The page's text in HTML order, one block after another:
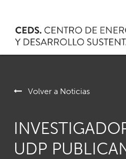
Volver a Noticias
UDP